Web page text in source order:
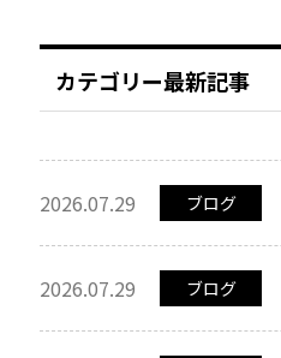
カテゴリー最新記事
2026.07.29 ブログ
2026.07.29 ブログ